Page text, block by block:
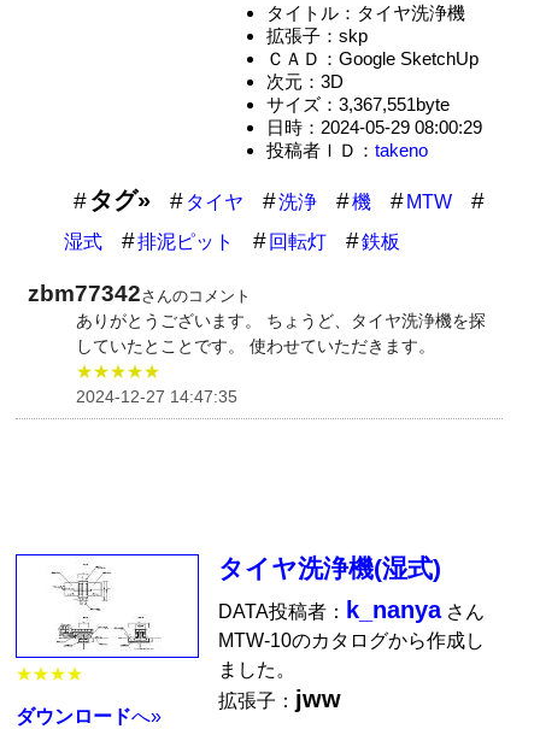
タイトル：タイヤ洗浄機
拡張子：skp
ＣＡＤ：Google SketchUp
次元：3D
サイズ：3,367,551byte
日時：2024-05-29 08:00:29
投稿者ＩＤ： takeno
タグ» タイヤ 洗浄 機
MTW
湿式
排泥ピット 回転灯 鉄板
zbm77342さんのコメント
ありがとうございます。 ちょうど、タイヤ洗浄機を探
していたとことです。 使わせていただきます。
★★★★★
2024-12-27 14:47:35
★★★★
ダウンロードへ»
タイヤ洗浄機(湿式)
DATA投稿者： k_nanyaさん
MTW-10のカタログから作成し
ました。
拡張子： jww